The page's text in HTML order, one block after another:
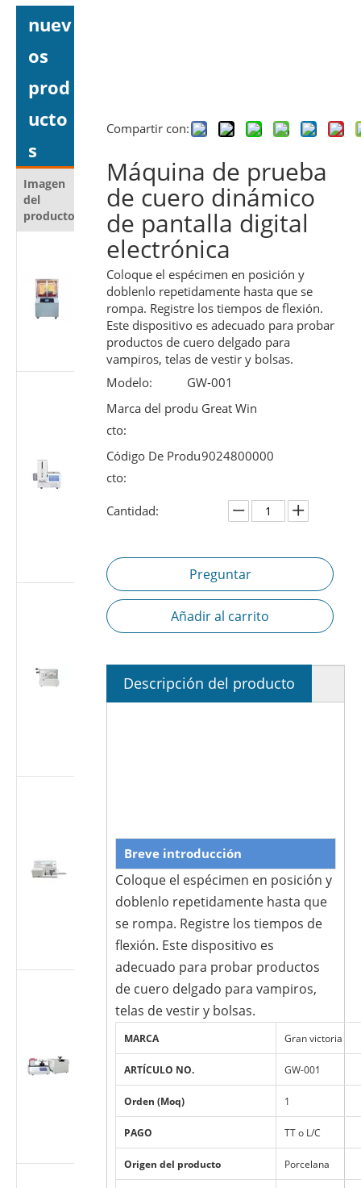
nuev
os
prod
ucto
s
Imagen
del
producto
Nombre del
producto
Probador
resistencia al
corte para
materiales
protectores
Probador de
rendimiento
deslizante de
médica |
Máquina de
fuerza del
7886-1
Probador de
fugas de aire
de jeringa
Probador de
estanqueidad
a presión
médica |
Probador de
estanqueidad
al vacío de
7886-1
Probador
multiusos
accesorios
cónicos
médicos
(estándar ISO
80369/GB
1962.1)
Máquina de
Compartir con:
Máquina de prueba
de cuero dinámico
de pantalla digital
electrónica
Coloque el espécimen en posición y
doblenlo repetidamente hasta que se
rompa. Registre los tiempos de flexión.
Este dispositivo es adecuado para probar
productos de cuero delgado para
vampiros, telas de vestir y bolsas.
Modelo:
GW-001
Marca del produ
cto:
Great Win
Código De Produ
cto:
9024800000
Cantidad:
Preguntar
Añadir al carrito
Descripción del producto
Breve introducción
Coloque el espécimen en posición y
doblenlo repetidamente hasta que
se rompa. Registre los tiempos de
flexión. Este dispositivo es
adecuado para probar productos
de cuero delgado para vampiros,
telas de vestir y bolsas.
MARCA Gran victoria
ARTÍCULO NO. GW-001
Orden (Moq) 1
PAGO TT o L/C
Origen del producto Porcelana